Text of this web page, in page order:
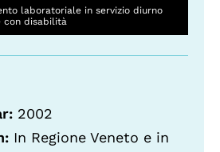
laboratoriale in servizio diurno
con disabilità
2002
In Regione Veneto e in